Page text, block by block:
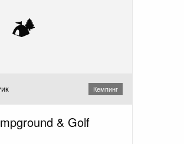
🏕️
Кемпинг
& Golf